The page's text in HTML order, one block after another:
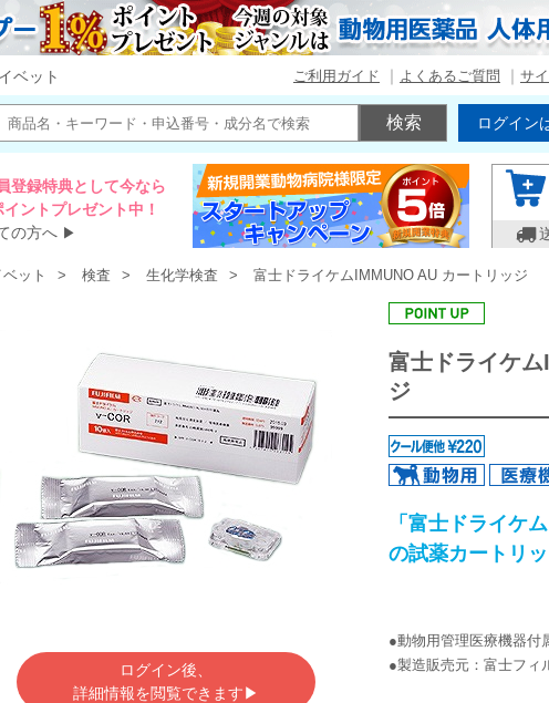
ベット ご利用ガイド よくあるご質問 サ
ログイン
登録特典として今なら
ントプレゼント中！
の方へ ▶
ット 検査 生化学検査 富士ドライケムIMMUNO AU カートリッジ
ログイン後、
詳細情報を閲覧できます▶
富士ドライケ
ジ
「富士ドライケ
の試薬カートリッ
●動物用管理医療機器付
●製造販売元：富士フィ